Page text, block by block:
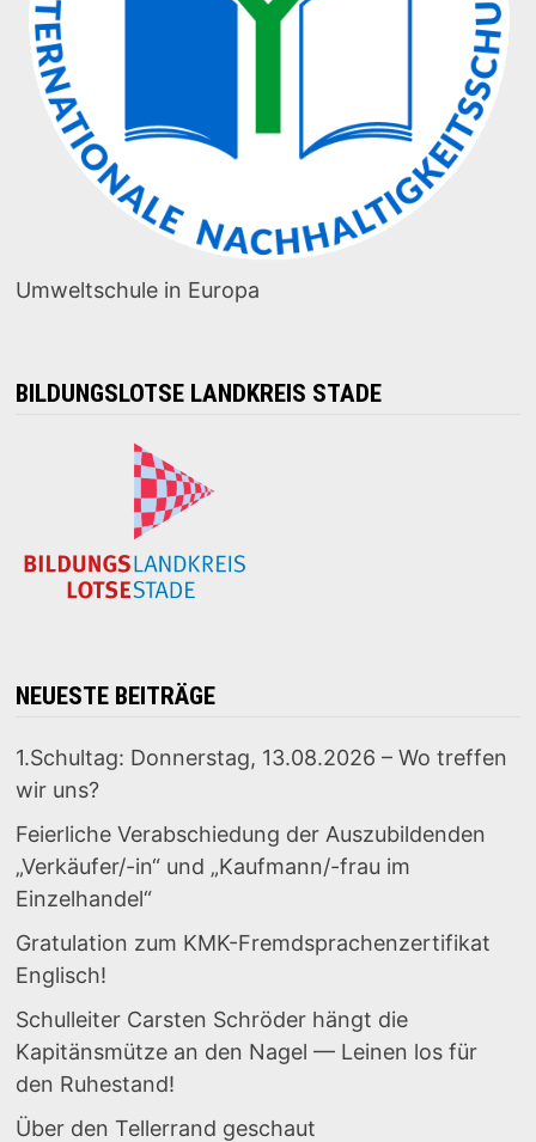
Umweltschule in Europa
BILDUNGSLOTSE LANDKREIS STADE
NEUESTE BEITRÄGE
1.Schultag: Donnerstag, 13.08.2026 – Wo treffen
wir uns?
Feierliche Verabschiedung der Auszubildenden
„Verkäufer/-in“ und „Kaufmann/-frau im
Einzelhandel“
Gratulation zum KMK-Fremdsprachenzertifikat
Englisch!
Schulleiter Carsten Schröder hängt die
Kapitänsmütze an den Nagel — Leinen los für
den Ruhestand!
Über den Tellerrand geschaut